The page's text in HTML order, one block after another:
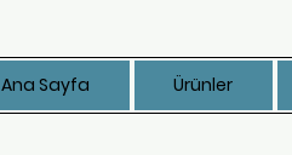
Ana Sayfa Ürünler